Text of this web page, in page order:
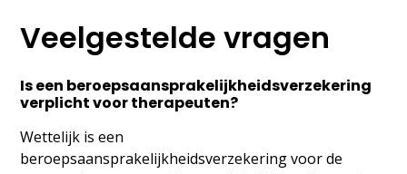
Veelgestelde vragen
Is een beroepsaansprakelijkheidsverzekering
verplicht voor therapeuten?
Wettelijk is een
beroepsaansprakelijkheidsverzekering voor de